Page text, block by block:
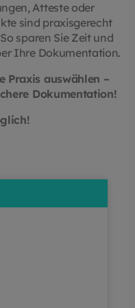
Atteste oder
sind praxisgerecht
sparen Sie Zeit und
Ihre Dokumentation.
Praxis auswählen –
Dokumentation!